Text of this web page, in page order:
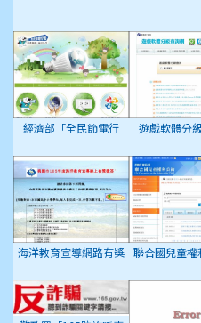
經濟部「全民節電行
遊戲軟體分
海洋教育宣導網路有獎 聯合國兒童權